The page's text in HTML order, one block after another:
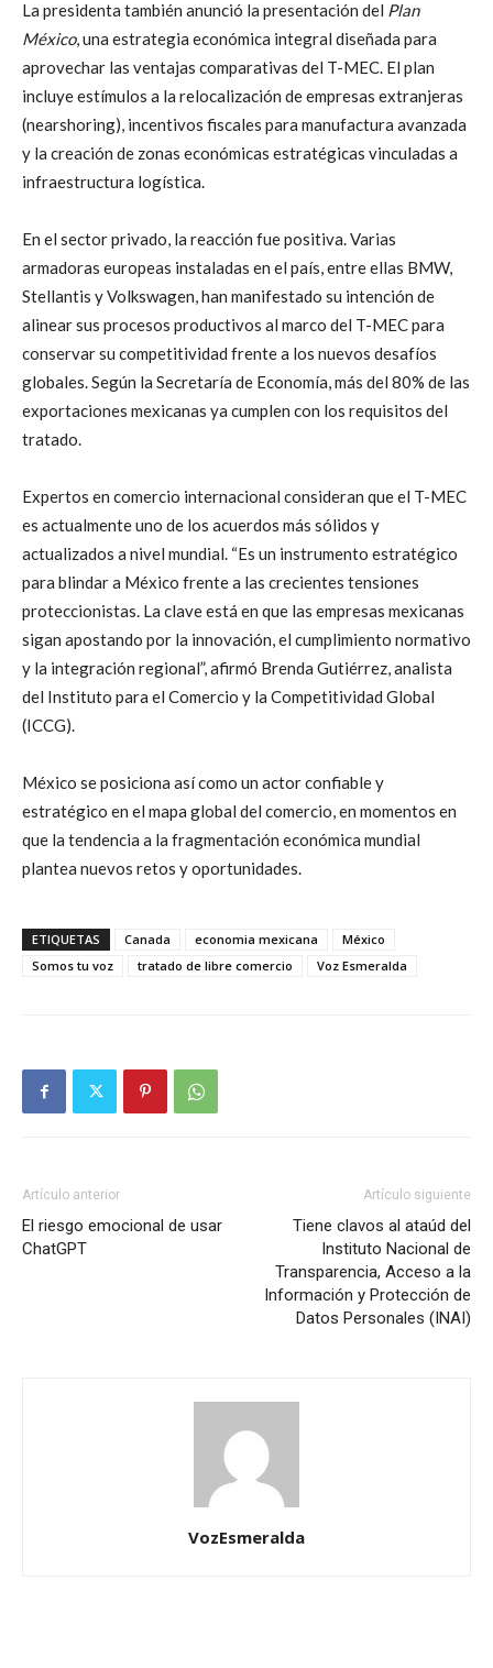
La presidenta también anunció la presentación del Plan
México, una estrategia económica integral diseñada para
aprovechar las ventajas comparativas del T-MEC. El plan
incluye estímulos a la relocalización de empresas extranjeras
(nearshoring), incentivos fiscales para manufactura avanzada
y la creación de zonas económicas estratégicas vinculadas a
infraestructura logística.
En el sector privado, la reacción fue positiva. Varias
armadoras europeas instaladas en el país, entre ellas BMW,
Stellantis y Volkswagen, han manifestado su intención de
alinear sus procesos productivos al marco del T-MEC para
conservar su competitividad frente a los nuevos desafíos
globales. Según la Secretaría de Economía, más del 80% de las
exportaciones mexicanas ya cumplen con los requisitos del
tratado.
Expertos en comercio internacional consideran que el T-MEC
es actualmente uno de los acuerdos más sólidos y
actualizados a nivel mundial. “Es un instrumento estratégico
para blindar a México frente a las crecientes tensiones
proteccionistas. La clave está en que las empresas mexicanas
sigan apostando por la innovación, el cumplimiento normativo
y la integración regional”, afirmó Brenda Gutiérrez, analista
del Instituto para el Comercio y la Competitividad Global
(ICCG).
México se posiciona así como un actor confiable y
estratégico en el mapa global del comercio, en momentos en
que la tendencia a la fragmentación económica mundial
plantea nuevos retos y oportunidades.
ETIQUETAS Canada economia mexicana
México
Somos tu voz
tratado de libre comercio Voz Esmeralda
Artículo anterior
El riesgo emocional de usar
ChatGPT
Artículo siguiente
Tiene clavos al ataúd del
Instituto Nacional de
Transparencia, Acceso a la
Información y Protección de
Datos Personales (INAI)
VozEsmeralda